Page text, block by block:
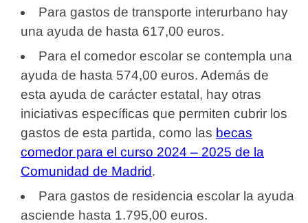
Para gastos de transporte interurbano hay
una ayuda de hasta 617,00 euros.
Para el comedor escolar se contempla una
ayuda de hasta 574,00 euros. Además de
esta ayuda de carácter estatal, hay otras
iniciativas específicas que permiten cubrir los
gastos de esta partida, como las becas
comedor para el curso 2024 – 2025 de la
Comunidad de Madrid.
Para gastos de residencia escolar la ayuda
asciende hasta 1.795,00 euros.